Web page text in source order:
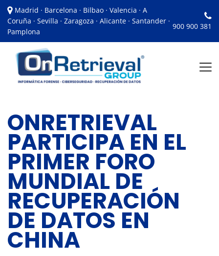
Madrid · Barcelona · Bilbao · Valencia · A
Coruña · Sevilla · Zaragoza · Alicante · Santander ·
Pamplona
900 900 381
ONRETRIEVAL
PARTICIPA EN EL
PRIMER FORO
MUNDIAL DE
RECUPERACIÓN
DE DATOS EN
CHINA